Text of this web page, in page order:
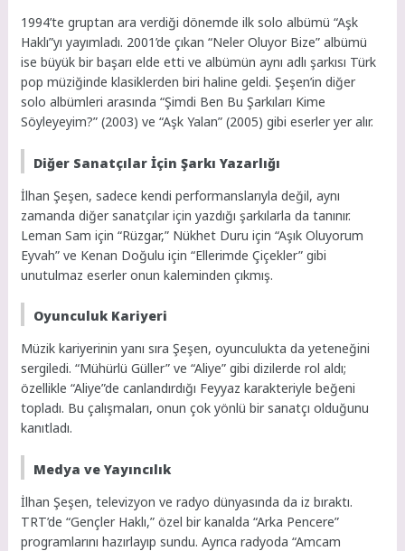
1994’te gruptan ara verdiği dönemde ilk solo albümü “Aşk
Haklı”yı yayımladı. 2001’de çıkan “Neler Oluyor Bize” albümü
ise büyük bir başarı elde etti ve albümün aynı adlı şarkısı Türk
pop müziğinde klasiklerden biri haline geldi. Şeşen’in diğer
solo albümleri arasında “Şimdi Ben Bu Şarkıları Kime
Söyleyeyim?” (2003) ve “Aşk Yalan” (2005) gibi eserler yer alır.
Diğer Sanatçılar İçin Şarkı Yazarlığı
İlhan Şeşen, sadece kendi performanslarıyla değil, aynı
zamanda diğer sanatçılar için yazdığı şarkılarla da tanınır.
Leman Sam için “Rüzgar,” Nükhet Duru için “Aşık Oluyorum
Eyvah” ve Kenan Doğulu için “Ellerimde Çiçekler” gibi
unutulmaz eserler onun kaleminden çıkmış.
Oyunculuk Kariyeri
Müzik kariyerinin yanı sıra Şeşen, oyunculukta da yeteneğini
sergiledi. “Mühürlü Güller” ve “Aliye” gibi dizilerde rol aldı;
özellikle “Aliye”de canlandırdığı Feyyaz karakteriyle beğeni
topladı. Bu çalışmaları, onun çok yönlü bir sanatçı olduğunu
kanıtladı.
Medya ve Yayıncılık
İlhan Şeşen, televizyon ve radyo dünyasında da iz bıraktı.
TRT’de “Gençler Haklı,” özel bir kanalda “Arka Pencere”
programlarını hazırlayıp sundu. Ayrıca radyoda “Amcam